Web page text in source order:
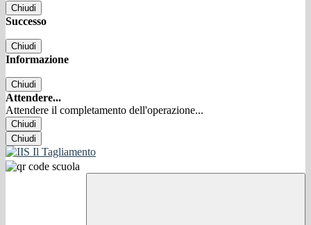
Chiudi
Successo
Chiudi
Informazione
Chiudi
Attendere...
Attendere il completamento dell'operazione...
Chiudi
Chiudi